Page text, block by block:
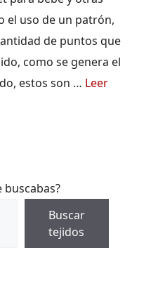
el uso de un patrón,
de puntos que
como se genera el
estos son … Leer
Buscar
tejidos